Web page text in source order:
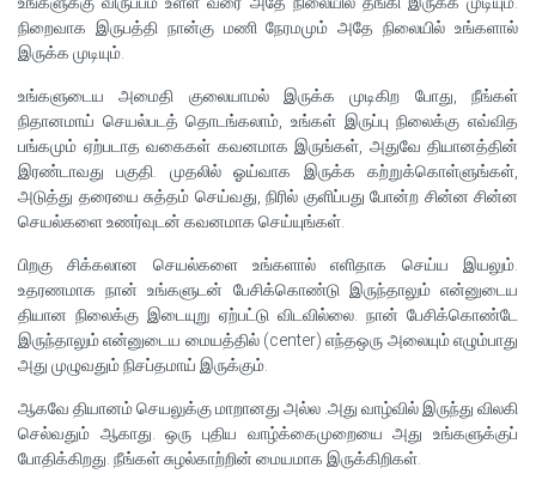
நிறைவாக இருபத்தி நான்கு மணி நேரமமும் அதே நிலையில் உங்களால்
இருக்க முடியும்.
உங்களுடைய அமைதி குலையாமல் இருக்க முடிகிற போது, நீங்கள்
நிதானமாய் செயல்படத் தொடங்கலாம், உங்கள் இருப்பு நிலைக்கு எவ்வித
பங்கமும் ஏற்படாத வகைகள் கவனமாக இருங்கள், அதுவே தியானத்தின்
இரண்டாவது பகுதி. முதலில் ஓய்வாக இருக்க கற்றுக்கொள்ளுங்கள்,
அடுத்து தரையை சுத்தம் செய்வது, நிரில் குளிப்பது போன்ற சின்ன சின்ன
செயல்களை உணர்வுடன் கவனமாக செய்யுங்கள்.
பிறகு சிக்கலான செயல்களை உங்களால் எளிதாக செய்ய இயலும்.
உதரணமாக நான் உங்களுடன் பேசிக்கொண்டு இருந்தாலும் என்னுடைய
தியான நிலைக்கு இடையுறு ஏற்பட்டு விடவில்லை. நான் பேசிக்கொண்டே
இருந்தாலும் என்னுடைய மையத்தில் (center) எந்தஒரு அலையும் எழும்பாது
அது முழுவதும் நிசப்தமாய் இருக்கும்.
ஆகவே தியானம் செயலுக்கு மாறானது அல்ல .அது வாழ்வில் இருந்து விலகி
செல்வதும் ஆகாது. ஒரு புதிய வாழ்க்கைமுறையை அது உங்களுக்குப்
போதிக்கிறது. நீங்கள் சுழல்காற்றின் மையமாக இருக்கிறிகள்.